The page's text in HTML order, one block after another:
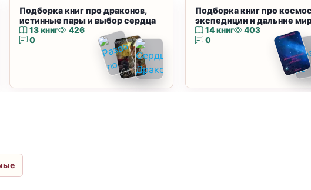
Подборка книг про драконов,
истинные пары и выбор сердца
13 книг
426
0
Подборка книг про
экспедиции и дальние
14 книг
403
0